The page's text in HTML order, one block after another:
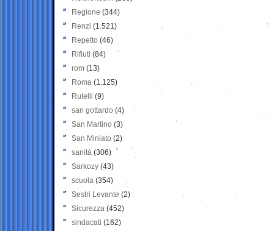
Regione (344)
Renzi (1.521)
Repetto (46)
Rifiuti (84)
rom (13)
Roma (1.125)
Rutelli (9)
san gottardo (4)
San Martino (3)
San Miniato (2)
sanità (306)
Sarkozy (43)
scuola (354)
Sestri Levante (2)
Sicurezza (452)
sindacati (162)